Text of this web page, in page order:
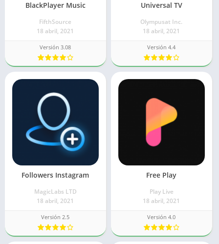
BlackPlayer Music
FifthSource
18 abril, 2021
Versión 3.08
Universal TV
Olympusat Inc.
18 abril, 2021
Versión 4.4
Followers Instagram
MagicLabs LTD
18 abril, 2021
Versión 2.5
Free Play
Play Live
18 abril, 2021
Versión 4.0